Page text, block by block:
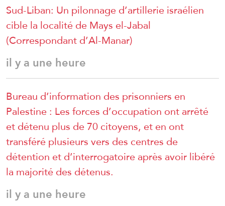
Sud-Liban: Un pilonnage d’artillerie israélien
cible la localité de Mays el-Jabal
(Correspondant d’Al-Manar)
il y a une heure
Bureau d’information des prisonniers en
Palestine : Les forces d’occupation ont arrêté
et détenu plus de 70 citoyens, et en ont
transféré plusieurs vers des centres de
détention et d’interrogatoire après avoir libéré
la majorité des détenus.
il y a une heure